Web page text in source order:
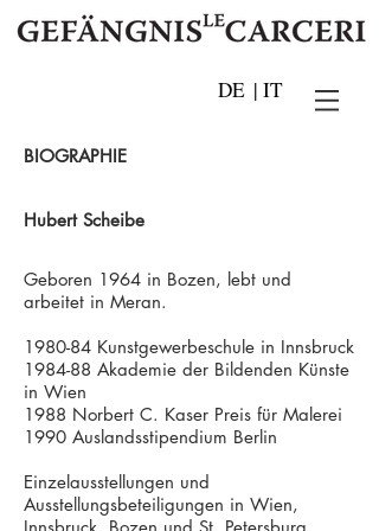
DE | IT
BIOGRAPHIE
Hubert Scheibe
Geboren 1964 in Bozen, lebt und
arbeitet in Meran.
1980-84 Kunstgewerbeschule in Innsbruck
1984-88 Akademie der Bildenden Künste
in Wien
1988 Norbert C. Kaser Preis für Malerei
1990 Auslandsstipendium Berlin
Einzelausstellungen und
Ausstellungsbeteiligungen in Wien,